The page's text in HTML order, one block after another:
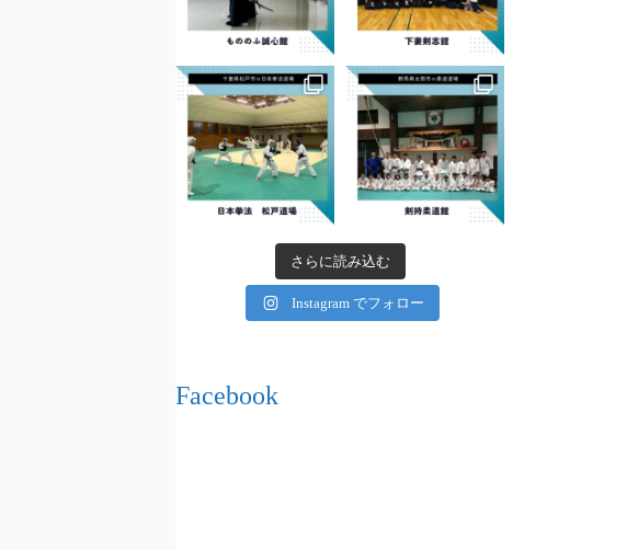
さらに読み込む
Instagram でフォロー
Facebook